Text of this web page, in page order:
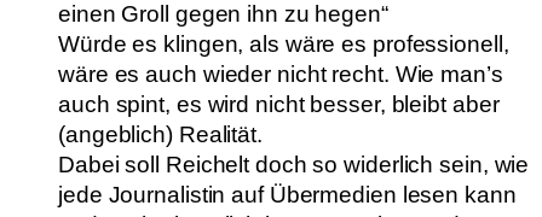
einen Groll gegen ihn zu hegen“
Würde es klingen, als wäre es professionell,
wäre es auch wieder nicht recht. Wie man’s
auch spint, es wird nicht besser, bleibt aber
(angeblich) Realität.
Dabei soll Reichelt doch so widerlich sein, wie
jede Journalistin auf Übermedien lesen kann